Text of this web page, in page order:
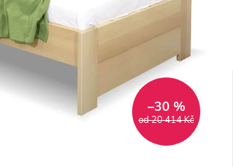
od 20 414 Kč
–30 %